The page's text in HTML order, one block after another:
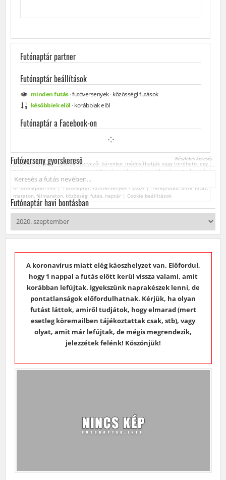
Futónaptár partner
Futónaptár beállítások
mindenfutás·futóversenyek·közösségifutások
későbbiek elöl ·korábbiak elöl
Futónaptár a Facebook-on
A futóversenyek / futások szervezői bármikor módosíthatják vagy törölhetik egy
futóverseny / futás kiírását. Az ebből származó esetleges károkért a futónaptár
üzemeltetője felelősséget nem vállal.
© futonaptar.info | Futónaptár, futóversenyek - 2024 | Terepfutás, ultra futás,
maraton, félmaraton, közösségi futás, naptár | Cookie beállítások
Futóverseny gyorskereső
Keresés...
Részletes keresés
Futónaptár havi bontásban
A koronavírus miatt elég káoszhelyzet van. Előfordul,
hogy 1 nappal a futás előtt kerül vissza valami, amit
korábban lefújtak. Igyekszünk naprakészek lenni, de
pontatlanságok előfordulhatnak. Kérjük, ha olyan
futást láttok, amiről tudjátok, hogy elmarad (mert
esetleg köremailben tájékoztattak csak, stb), vagy
olyat, amit már lefújtak, de mégis megrendezik,
jelezzétek felénk! Köszönjük!